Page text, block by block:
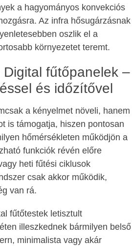
a hagyományos konvekciós
Az infra hősugárzásnak
oszlik el a
környezetet teremt.
fűtőpanelek –
és időzítővel
a kényelmet növeli, hanem
is támogatja, hiszen pontosan
hőmérsékleten működjön a
funkciók révén előre
heti fűtési ciklusok
csak akkor működik,
van rá.
fűtőtestek letisztult
illeszkednek bármilyen belső
minimalista vagy akár